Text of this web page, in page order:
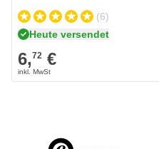
(6)
Heute versendet
6,72 €